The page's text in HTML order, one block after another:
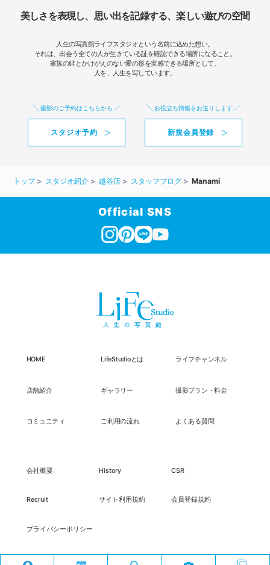
美しさを表現し、思い出を記録する、楽しい遊びの空間
人生の写真館ライフスタジオという名前に込めた想い。
それは、出会う全ての人が生きている証を確認できる場所になること。
家族の絆とかけがえのない愛の形を実感できる場所として、
人を、人生を写しています。
撮影のご予約はこちらから
スタジオ予約
お役立ち情報をお送りします
新規会員登録
トップ スタジオ紹介 越谷店 スタッフブログ Manami
Official SNS
HOME LifeStudioとは ライフチャンネル
店舗紹介 ギャラリー 撮影プラン・料金
コミュニティ ご利用の流れ よくある質問
会社概要 History CSR
Recruit サイト利用規約 会員登録規約
プライバシーポリシー